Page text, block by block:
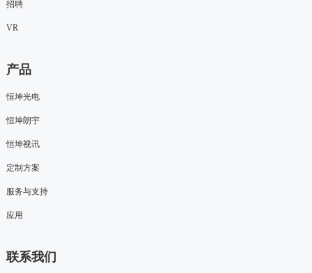
招聘
VR
产品
恒坤光电
恒坤朗宇
恒坤视讯
定制方案
服务与支持
应用
联系我们